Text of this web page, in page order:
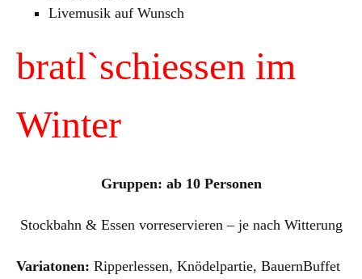
Livemusik auf Wunsch
bratl`schiessen im
Winter
Gruppen: ab 10 Personen
Stockbahn & Essen vorreservieren – je nach Witterung
Variatonen: Ripperlessen, Knödelpartie, BauernBuffet